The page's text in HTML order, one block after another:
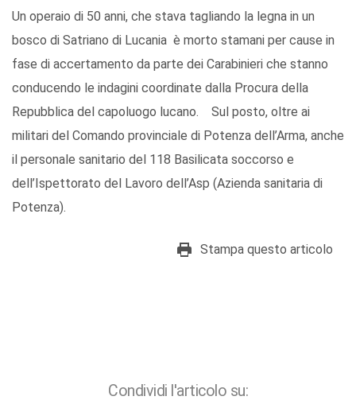
Un operaio di 50 anni, che stava tagliando la legna in un
bosco di Satriano di Lucania è morto stamani per cause in
fase di accertamento da parte dei Carabinieri che stanno
conducendo le indagini coordinate dalla Procura della
Repubblica del capoluogo lucano. Sul posto, oltre ai
militari del Comando provinciale di Potenza dell’Arma, anche
il personale sanitario del 118 Basilicata soccorso e
dell’Ispettorato del Lavoro dell’Asp (Azienda sanitaria di
Potenza).
Stampa questo articolo
Condividi l'articolo su: